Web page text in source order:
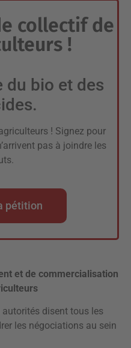
collectif de
!
du bio et des
! Signez pour
pas à joindre les
pétition
et de commercialisation
disent tous les
les négociations au sein